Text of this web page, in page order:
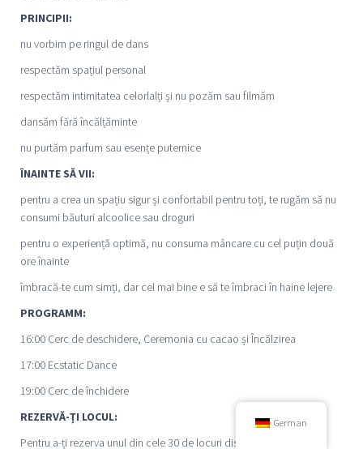
PRINCIPII:
nu vorbim pe ringul de dans
respectăm spațiul personal
respectăm intimitatea celorlalți și nu pozăm sau filmăm
dansăm fără încălțăminte
nu purtăm parfum sau esențe puternice
ÎNAINTE SĂ VII:
pentru a crea un spațiu sigur și confortabil pentru toți, te rugăm să nu
consumi băuturi alcoolice sau droguri
pentru o experiență optimă, nu consuma mâncare cu cel puțin două
ore înainte
îmbracă-te cum simți, dar cel mai bine e să te îmbraci în haine lejere
PROGRAMM:
16:00 Cerc de deschidere, Ceremonia cu cacao și Încălzirea
17:00 Ecstatic Dance
19:00 Cerc de închidere
REZERVĂ-ȚI LOCUL:
Pentru a-ți rezerva unul din cele 30 de locuri disponibile,
German